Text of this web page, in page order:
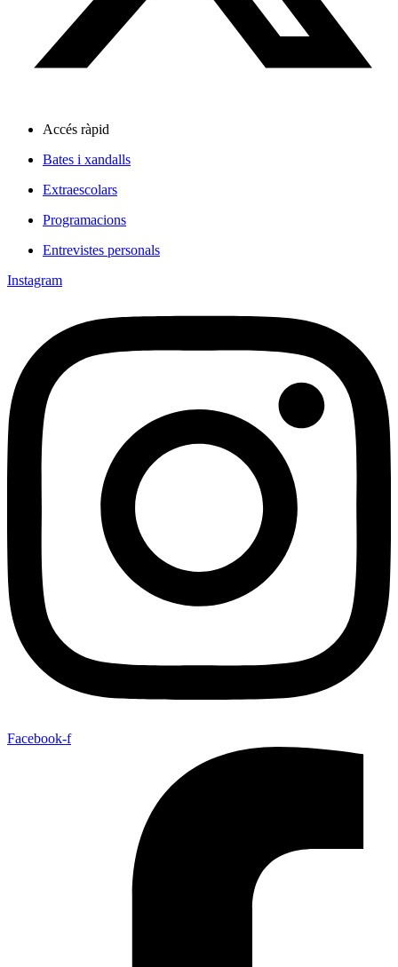
Accés ràpid
Bates i xandalls
Extraescolars
Programacions
Entrevistes personals
Instagram
Facebook-f